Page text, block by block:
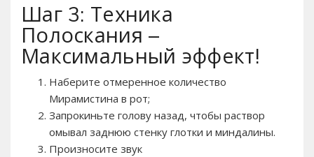
Шаг 3: Техника
Полоскания –
Максимальный эффект!
Наберите отмеренное количество
Мирамистина в рот;
Запрокиньте голову назад, чтобы раствор
омывал заднюю стенку глотки и миндалины.
Произносите звук